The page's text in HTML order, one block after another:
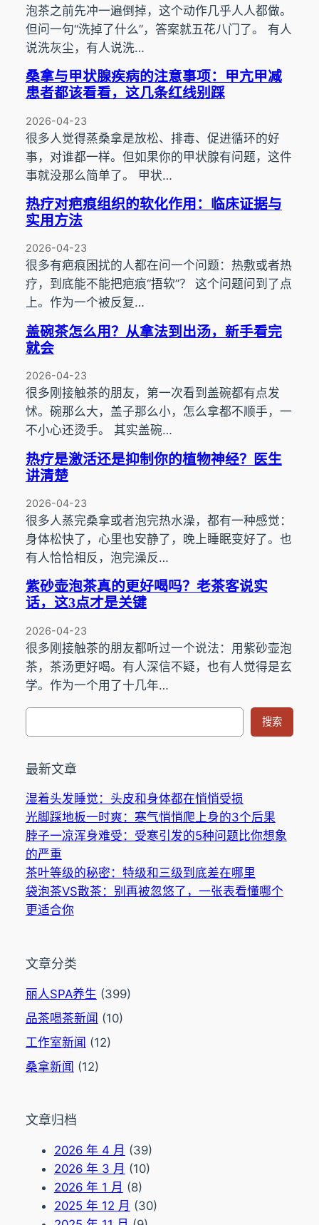
泡茶之前先冲一遍倒掉，这个动作几乎人人都做。
但问一句“洗掉了什么”，答案就五花八门了。 有人
说洗灰尘，有人说洗…
桑拿与甲状腺疾病的注意事项：甲亢甲减
患者都该看看，这几条红线别踩
2026-04-23
很多人觉得蒸桑拿是放松、排毒、促进循环的好
事，对谁都一样。但如果你的甲状腺有问题，这件
事就没那么简单了。 甲状…
热疗对疤痕组织的软化作用：临床证据与
实用方法
2026-04-23
很多有疤痕困扰的人都在问一个问题：热敷或者热
疗，到底能不能把疤痕“捂软”？ 这个问题问到了点
上。作为一个被反复…
盖碗茶怎么用？从拿法到出汤，新手看完
就会
2026-04-23
很多刚接触茶的朋友，第一次看到盖碗都有点发
怵。碗那么大，盖子那么小，怎么拿都不顺手，一
不小心还烫手。 其实盖碗…
热疗是激活还是抑制你的植物神经？医生
讲清楚
2026-04-23
很多人蒸完桑拿或者泡完热水澡，都有一种感觉：
身体松快了，心里也安静了，晚上睡眠变好了。也
有人恰恰相反，泡完澡反…
紫砂壶泡茶真的更好喝吗？老茶客说实
话，这3点才是关键
2026-04-23
很多刚接触茶的朋友都听过一个说法：用紫砂壶泡
茶，茶汤更好喝。有人深信不疑，也有人觉得是玄
学。作为一个用了十几年…
搜
搜索
最新文章
湿着头发睡觉：头皮和身体都在悄悄受损
光脚踩地板一时爽：寒气悄悄爬上身的3个后果
脖子一凉浑身难受：受寒引发的5种问题比你想象
的严重
茶叶等级的秘密：特级和三级到底差在哪里
袋泡茶VS散茶：别再被忽悠了，一张表看懂哪个
更适合你
文章分类
丽人SPA养生 (399)
品茶喝茶新闻 (10)
工作室新闻 (12)
桑拿新闻 (12)
文章归档
2026 年 4 月 (39)
2026 年 3 月 (10)
2026 年 1 月 (8)
2025 年 12 月 (30)